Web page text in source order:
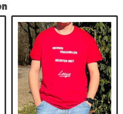
Dit
product
heeft
meerdere
variaties.
Deze
optie
kan